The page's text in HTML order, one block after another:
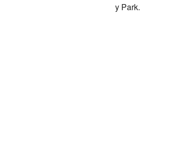
y Park.